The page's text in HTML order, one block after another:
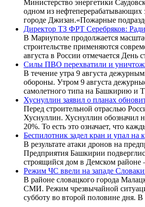
Министерство энергетики
одном из нефтеперерабатывающих
городе Джизан.«Пожарные
Директор ТЗ ФРТ Серебряков:
В Мариуполе продолжается
строительстве применяются
августа в России отмечается
Силы ПВО перехватили и
В течение утра 9 августа
обороны. Утром 9 августа
самолетного типа на Башкирию и
Хуснуллин заявил о планах
Перед строительной отраслью
Хуснуллин. Хуснуллин обозначил
20%. То есть это означает, что
Беспилотник задел кран и упал
В результате атаки дронов на
Предприятия Башкирии
строящийся дом в Демском
Режим ЧС ввели на западе
В районе словацкого города
СМИ. Режим чрезвычайной
субботу во второй половине дня.